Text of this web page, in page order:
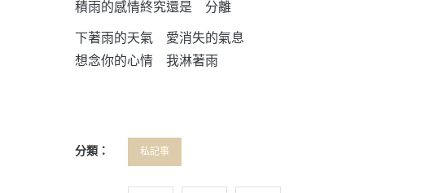
積雨的感情終究還是 分離
下著雨的天氣 愛消失的氣息
想念你的心情 我淋著雨
分類： 私記事